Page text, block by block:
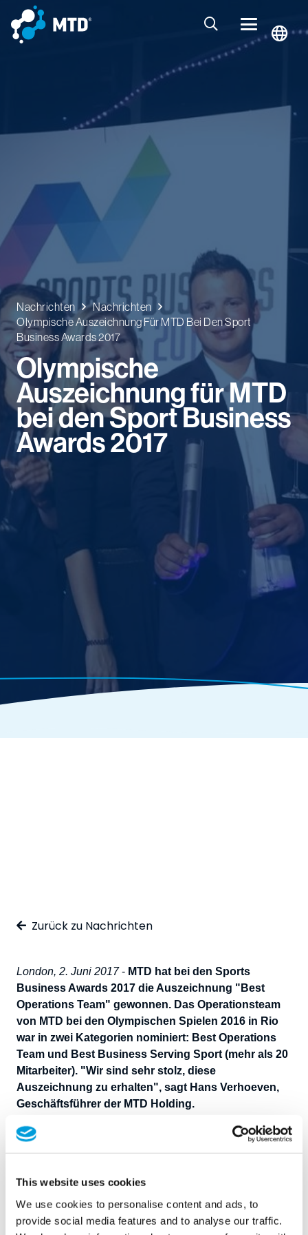
This website uses cookies
We use cookies to personalise content and ads, to
provide social media features and to analyse our traffic.
Nachrichten
Nachrichten
Olympische Auszeichnung Für MTD Bei Den Sport
Business Awards 2017
Olympische
Auszeichnung für MTD
bei den Sport Business
Awards 2017
Zurück zu Nachrichten
London, 2. Juni 2017- MTD hat bei den Sports
Business Awards 2017 die Auszeichnung "Best
Operations Team" gewonnen. Das Operationsteam
von MTD bei den Olympischen Spielen 2016 in Rio
war in zwei Kategorien nominiert: Best Operations
Team und Best Business Serving Sport (mehr als 20
Mitarbeiter). "Wir sind sehr stolz, diese
Auszeichnung zu erhalten", sagt Hans Verhoeven,
Geschäftsführer der MTD Holding.
Die Sports Business Awards 2017 wurden ins Leben
des Sports erst möglich machen: die Organisatoren,
Lieferanten, Designer, Verwalter, Berater, Technologen,
Vermarkter und die vielen Unternehmen, die dafür
sorgen, dass das Geschäft des Sports erfolgreich läuft.